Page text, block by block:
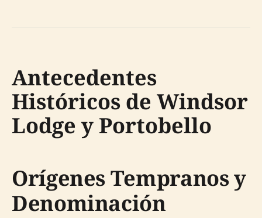
Antecedentes
Históricos de Windsor
Lodge y Portobello
Orígenes Tempranos y
Denominación